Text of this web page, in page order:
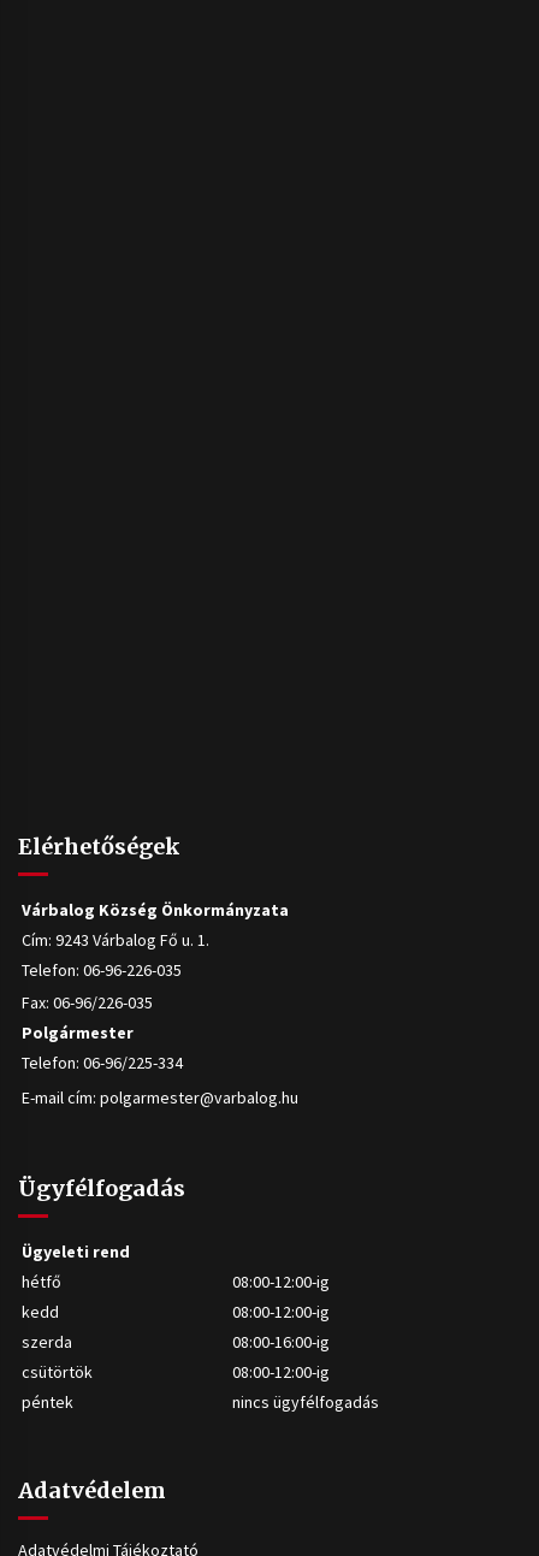
Elérhetőségek
Várbalog Község Önkormányzata
Cím: 9243 Várbalog Fő u. 1.
Telefon: 06-96-226-035
Fax: 06-96/226-035
Polgármester
Telefon: 06-96/225-334
E-mail cím: polgarmester@varbalog.hu
Ügyfélfogadás
Ügyeleti rend
hétfő
08:00-12:00-ig
kedd
08:00-12:00-ig
szerda
08:00-16:00-ig
csütörtök
08:00-12:00-ig
péntek
nincs ügyfélfogadás
Adatvédelem
Adatvédelmi Tájékoztató